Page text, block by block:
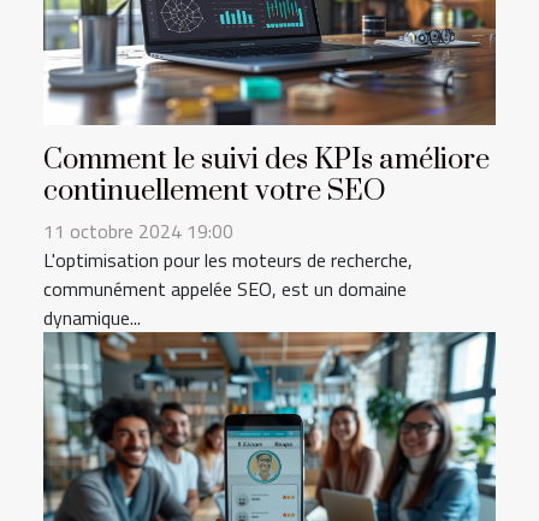
Comment le suivi des KPIs améliore
continuellement votre SEO
11 octobre 2024 19:00
L'optimisation pour les moteurs de recherche,
communément appelée SEO, est un domaine
dynamique...